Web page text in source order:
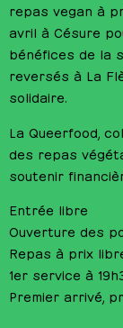
repas vegan à
avril à Césure
bénéfices de la
reversés à La
solidaire.
La Queerfood,
des repas
soutenir
Entrée libre
Ouverture des
Repas à prix
1er service à
Premier arrivé,